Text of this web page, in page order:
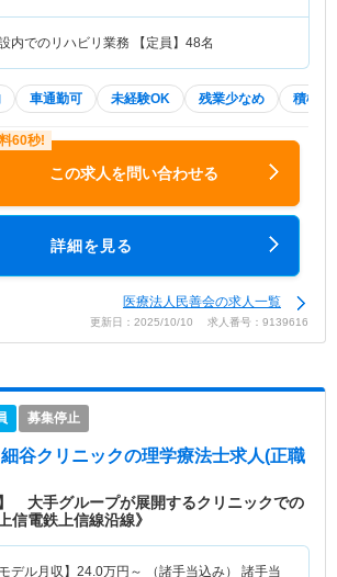
施設内でのリハビリ業務 【定員】48名
車通勤可 未経験OK 残業少なめ 積極採
この求人を問い合わせる
詳細を見る
医療法人民善会の求人一覧
更新日：2025/10/10 求人番号：9139616
募集停止
谷クリニックの理学療法士求人(正職
】 大手グループが展開するクリニックでの
信電鉄上信線沿線》
モデル月収】 24.0万円～ （諸手当込み） 諸手当